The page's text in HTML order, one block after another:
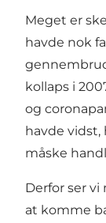
Meget er
havde nok
kollaps i
og
havde vidst,
måske
Derfor ser vi
at komme